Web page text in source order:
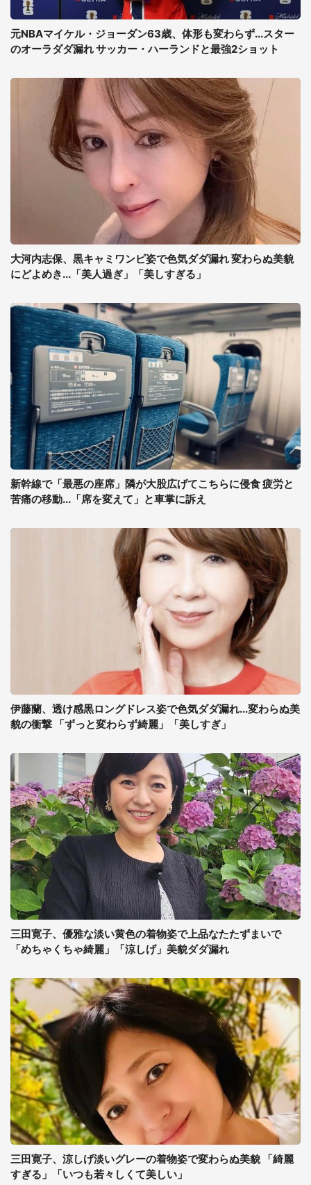
元NBAマイケル・ジョーダン63歳、体形も変わらず...スター
のオーラダダ漏れ サッカー・ハーランドと最強2ショット
大河内志保、黒キャミワンピ姿で色気ダダ漏れ 変わらぬ美貌
にどよめき...「美人過ぎ」「美しすぎる」
新幹線で「最悪の座席」隣が大股広げてこちらに侵食 疲労と
苦痛の移動...「席を変えて」と車掌に訴え
伊藤蘭、透け感黒ロングドレス姿で色気ダダ漏れ...変わらぬ美
貌の衝撃 「ずっと変わらず綺麗」「美しすぎ」
三田寛子、優雅な淡い黄色の着物姿で上品なたたずまいで
「めちゃくちゃ綺麗」「涼しげ」美貌ダダ漏れ
三田寛子、涼しげ淡いグレーの着物姿で変わらぬ美貌 「綺麗
すぎる」「いつも若々しくて美しい」